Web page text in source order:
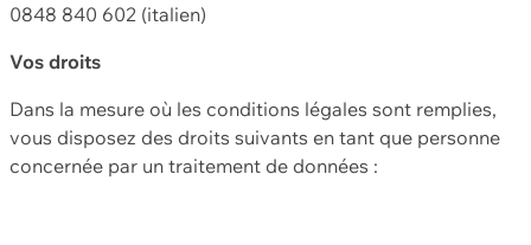
0848 840 602 (italien)
Vos droits
Dans la mesure où les conditions légales sont remplies,
vous disposez des droits suivants en tant que personne
concernée par un traitement de données :